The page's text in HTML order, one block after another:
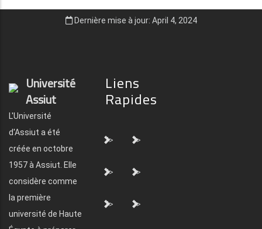
Dernière mise à jour: April 4, 2024
Université
Assiut
L'Université
d'Assiut a été
créée en octobre
1957 à Assiut. Elle
considère comme
la première
université de Haute
Liens
Rapides
"> ">
"> ">
"> ">